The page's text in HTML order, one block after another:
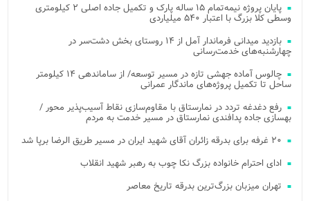
پایان پروژه نیمه‌تمام ۱۵ ساله پارک و تکمیل جاده اصلی ۲ کیلومتری
وسطی کلا بزرگ با اعتبار ۵۴۰ میلیاردی
بازدید میدانی فرماندار آمل از ۱۴ روستای بخش دشت‌سر در
چهارشنبه‌های خدمت‌رسانی
چالوس آماده جهشی تازه در مسیر توسعه/ از ساماندهی ۱۴ کیلومتر
ساحل تا تکمیل پروژه‌های ماندگار عمرانی
رفع دغدغه تردد در نمارستاق با مقاوم‌سازی نقاط آسیب‌پذیر محور /
بهسازی جاده پدافندی نمارستاق در مسیر خدمت به مردم
۲۰ غرفه برای بدرقه زائران آقای شهید ایران در مسیر طریق الرضا برپا شد
ادای احترام خانواده بزرگ نکا چوب به رهبر شهید انقلاب
تهران میزبان بزرگ‌ترین بدرقه تاریخ معاصر